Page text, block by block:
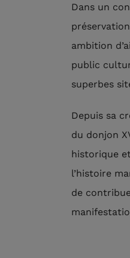
Dans un
ambition
public
superbes
Depuis sa
du donjon
historique
l’histoire
de